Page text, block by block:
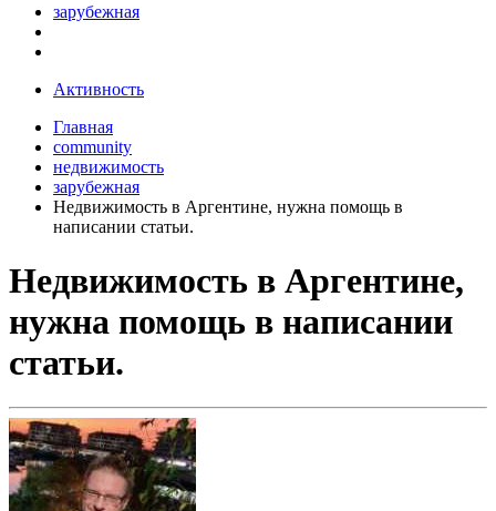
зарубежная
Активность
Главная
community
недвижимость
зарубежная
Недвижимость в Аргентине, нужна помощь в
написании статьи.
Недвижимость в Аргентине,
нужна помощь в написании
статьи.